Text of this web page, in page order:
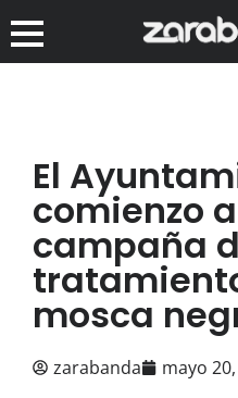
El
comienzo
campaña
mosca
zarabanda mayo